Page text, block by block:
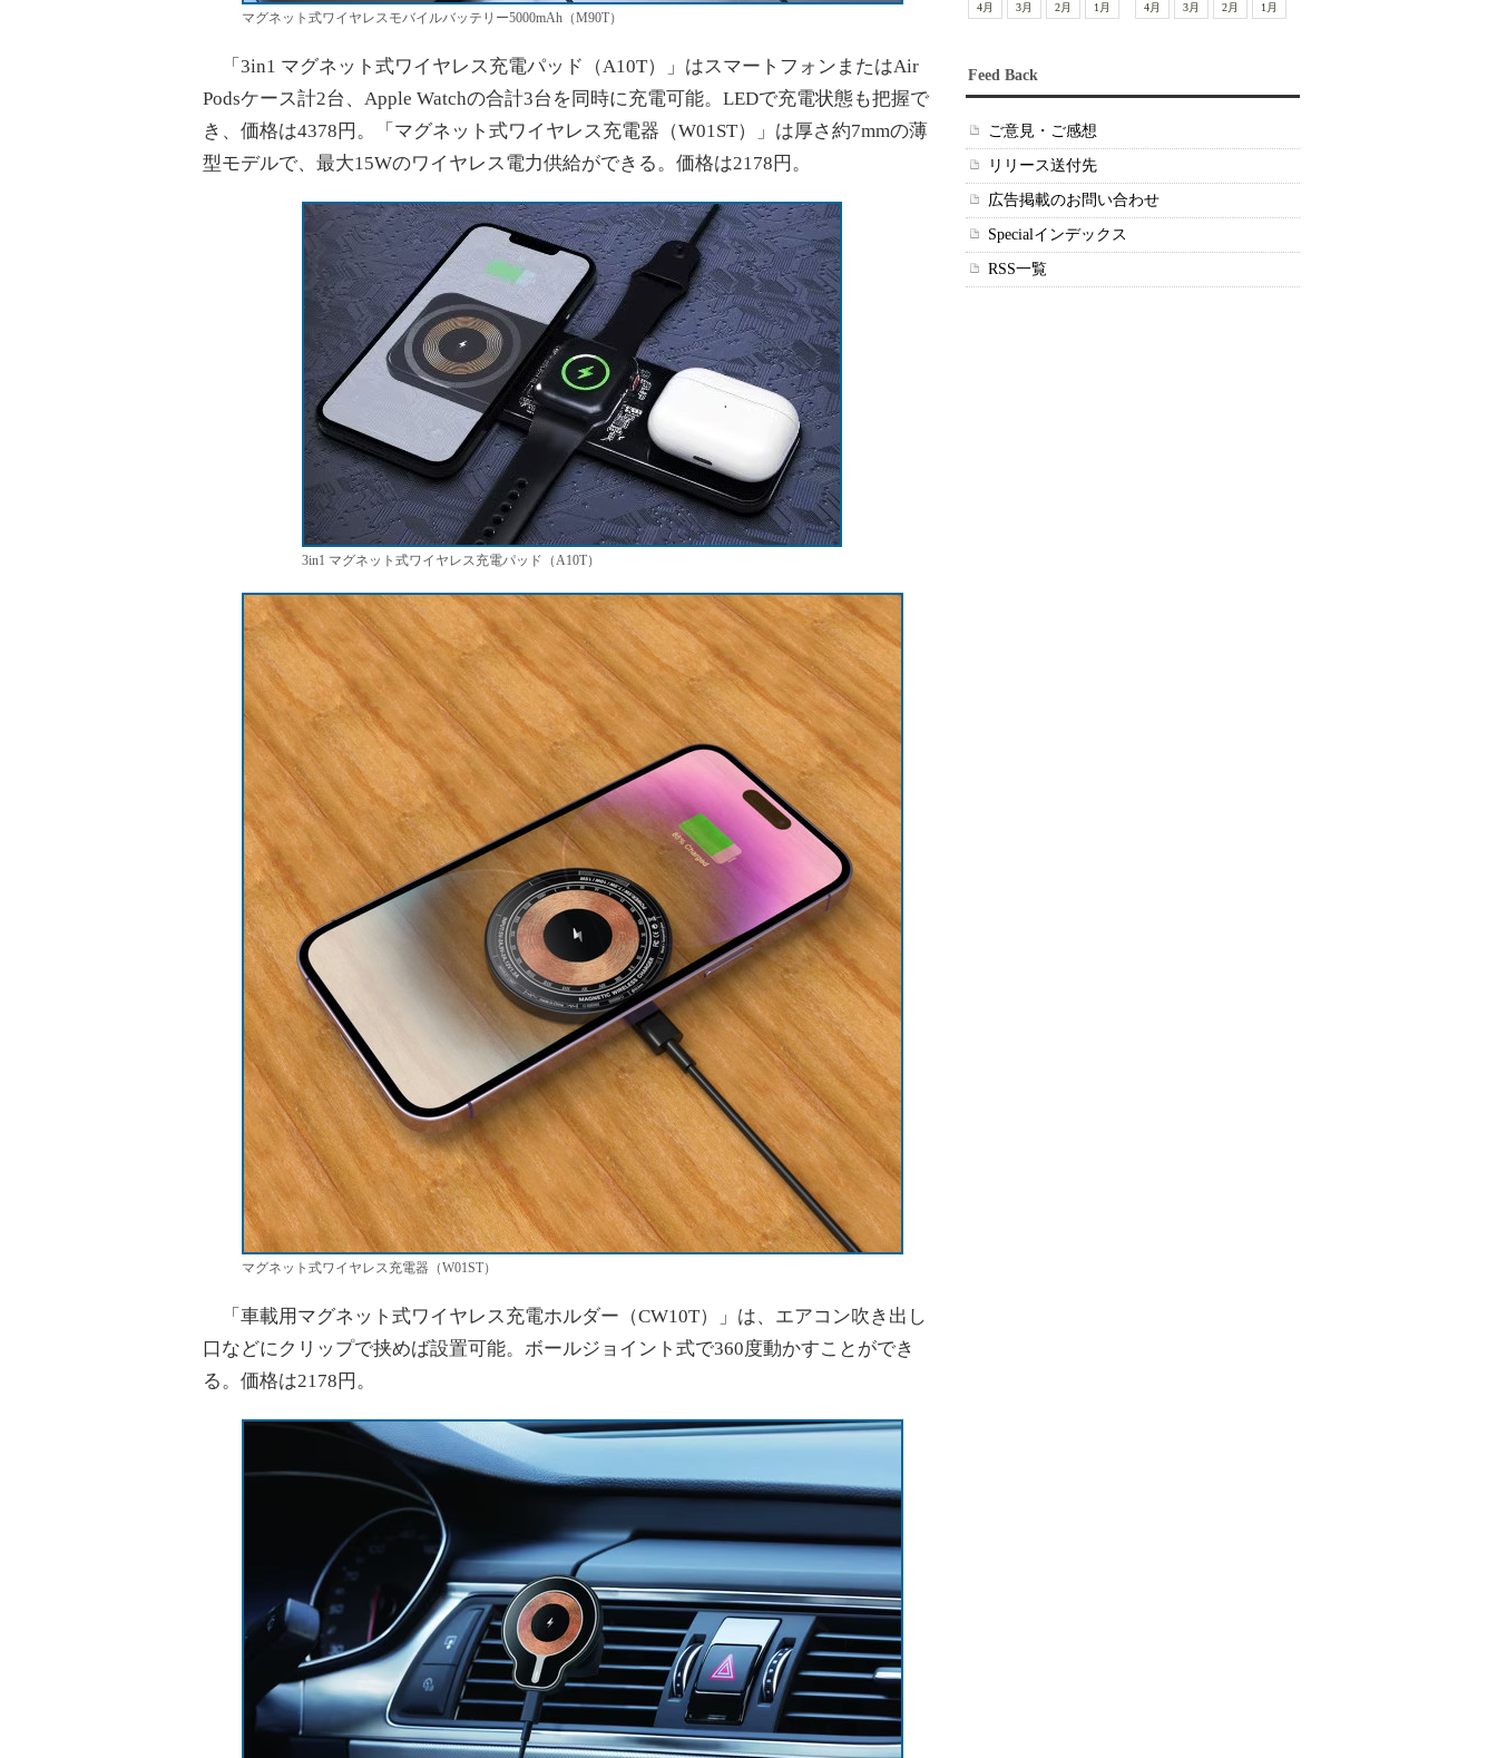
マグネット式ワイヤレスモバイルバッテリー5000mAh（M90T）
「3in1 マグネット式ワイヤレス充電パッド（A10T）」はスマートフォンまたはAir
Podsケース計2台、Apple Watchの合計3台を同時に充電可能。LEDで充電状態も把握で
き、価格は4378円。「マグネット式ワイヤレス充電器（W01ST）」は厚さ約7mmの薄
型モデルで、最大15Wのワイヤレス電力供給ができる。価格は2178円。
3in1 マグネット式ワイヤレス充電パッド（A10T）
マグネット式ワイヤレス充電器（W01ST）
「車載用マグネット式ワイヤレス充電ホルダー（CW10T）」は、エアコン吹き出し
口などにクリップで挟めば設置可能。ボールジョイント式で360度動かすことができ
る。価格は2178円。
4月
3月 2月 1月
4月
3月 2月 1月
Feed Back
ご意見・ご感想
リリース送付先
広告掲載のお問い合わせ
Specialインデックス
RSS一覧